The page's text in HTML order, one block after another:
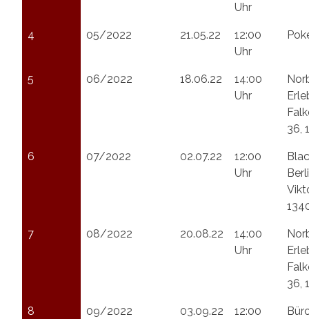
Uhr
4 05/2022 21.05.22
12:00
Uhr
5 06/2022 18.06.22
14:00
Uhr
36,
6 07/2022 02.07.22
12:00
Uhr
7 08/2022 20.08.22
14:00
Uhr
36,
8 09/2022 03.09.22
12:00